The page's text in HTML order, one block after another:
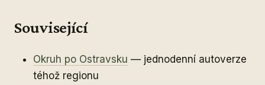
Související
Okruh po Ostravsku — jednodenní autoverze
téhož regionu